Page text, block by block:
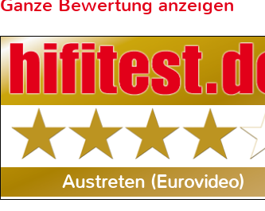
Ganze Bewertung anzeigen
Austreten (Eurovideo)